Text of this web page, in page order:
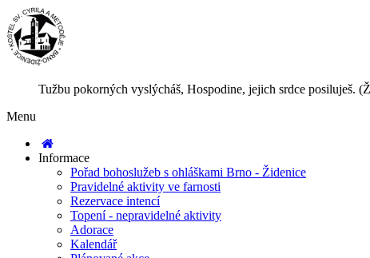
Tužbu pokorných vyslýcháš, Hospodine, jejich srdce posiluješ.
Menu
Informace
Pořad bohoslužeb s ohláškami Brno - Židenice
Pravidelné aktivity ve farnosti
Rezervace intencí
Topení - nepravidelné aktivity
Adorace
Kalendář